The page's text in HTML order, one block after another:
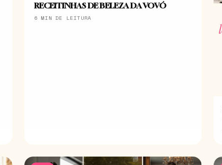
RECEITINHAS DE BELEZA DA VOVÓ
6 MIN DE LEITURA